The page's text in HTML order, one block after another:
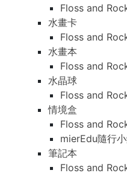
Floss and
水畫卡
Floss and
水畫本
Floss and
水晶球
Floss and
情境盒
Floss and
mierEdu隨行
筆記本
Floss and